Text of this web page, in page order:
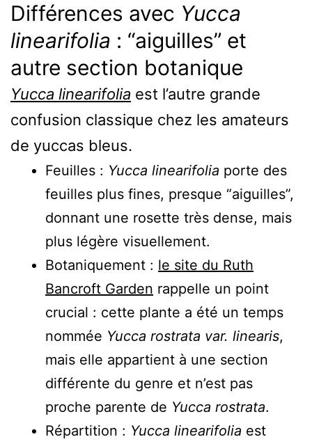
Différences avec Yucca
linearifolia : “aiguilles” et
autre section botanique
Yucca linearifolia est l’autre grande
confusion classique chez les amateurs
de yuccas bleus.
Feuilles : Yucca linearifolia porte des
feuilles plus fines, presque “aiguilles”,
donnant une rosette très dense, mais
plus légère visuellement.
Botaniquement : le site du Ruth
Bancroft Garden rappelle un point
crucial : cette plante a été un temps
nommée Yucca rostrata var. linearis,
mais elle appartient à une section
différente du genre et n’est pas
proche parente de Yucca rostrata.
Répartition : Yucca linearifolia est